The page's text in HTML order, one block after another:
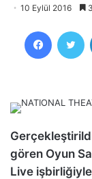
10 Eylül 2016
Facebook
gören Oyun
Live işbirliğiyle